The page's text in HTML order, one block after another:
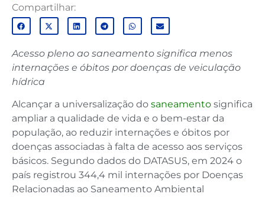
Compartilhar:
Acesso pleno ao saneamento significa menos
internações e óbitos por doenças de veiculação
hídrica
Alcançar a universalização do saneamento significa
ampliar a qualidade de vida e o bem-estar da
população, ao reduzir internações e óbitos por
doenças associadas à falta de acesso aos serviços
básicos. Segundo dados do DATASUS, em 2024 o
país registrou 344,4 mil internações por Doenças
Relacionadas ao Saneamento Ambiental